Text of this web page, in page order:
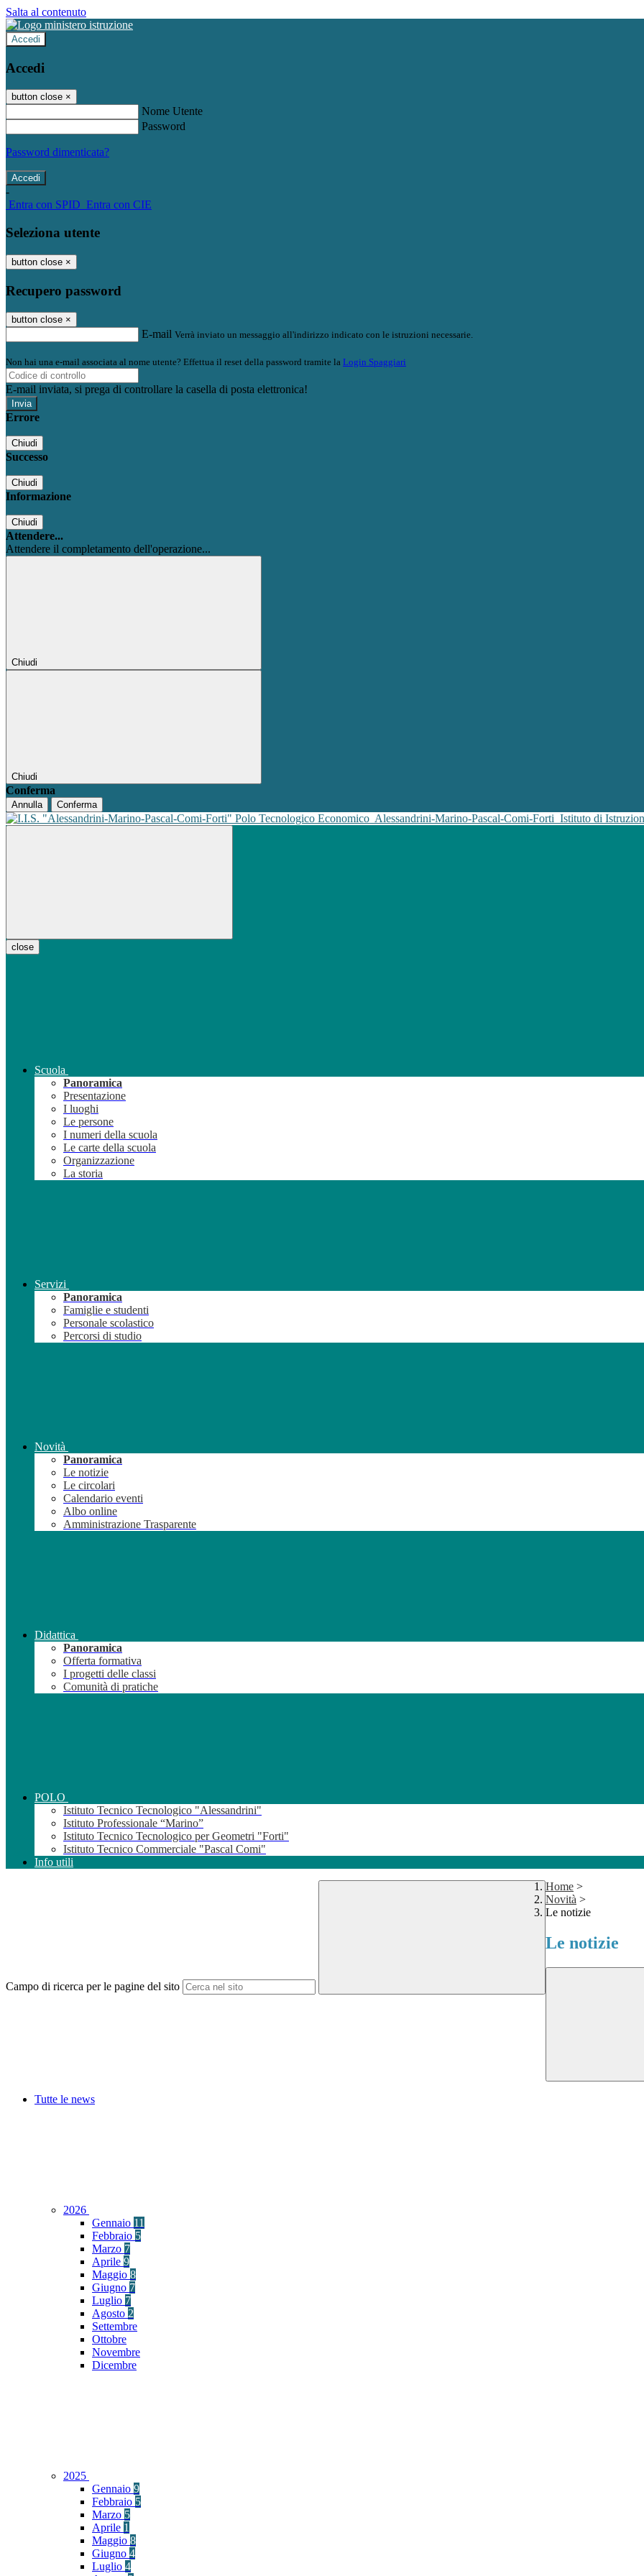
Salta al contenuto
Accedi
Accedi
button close ×
Nome Utente
Password
Password dimenticata?
-
Entra con SPID Entra con CIE
Seleziona utente
button close ×
Recupero password
button close ×
E-mail Verrà inviato un messaggio all'indirizzo indicato con le istruzioni necessarie.
Non hai una e-mail associata al nome utente? Effettua il reset della password tramite la Login Spaggiari
E-mail inviata, si prega di controllare la casella di posta elettronica!
Errore
Chiudi
Successo
Chiudi
Informazione
Chiudi
Attendere...
Attendere il completamento dell'operazione...
Chiudi
Chiudi
Conferma
Annulla Conferma
Polo Tecnologico Economico Alessandrini-Marino-Pascal-Comi-Forti Istituto di
close
Scuola
Panoramica
Presentazione
I luoghi
Le persone
I numeri della scuola
Le carte della scuola
Organizzazione
La storia
Servizi
Panoramica
Famiglie e studenti
Personale scolastico
Percorsi di studio
Novità
Panoramica
Le notizie
Le circolari
Calendario eventi
Albo online
Amministrazione Trasparente
Didattica
Panoramica
Offerta formativa
I progetti delle classi
Comunità di pratiche
POLO
Istituto Tecnico Tecnologico "Alessandrini"
Istituto Professionale “Marino”
Istituto Tecnico Tecnologico per Geometri "Forti"
Istituto Tecnico Commerciale "Pascal Comi"
Info utili
Campo di ricerca per le pagine del sito
Home >
Novità >
Le notizie
Le notizie
Tutte le news
2026
Gennaio 11
Febbraio 5
Marzo 7
Aprile 9
Maggio 8
Giugno 7
Luglio 7
Agosto 2
Settembre
Ottobre
Novembre
Dicembre
2025
Gennaio 9
Febbraio 5
Marzo 5
Aprile 1
Maggio 8
Giugno 4
Luglio 4